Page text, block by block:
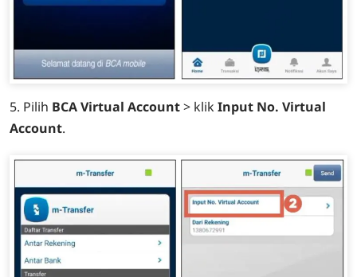
5. Pilih BCA Virtual Account> klik Input No. Virtual
Account.